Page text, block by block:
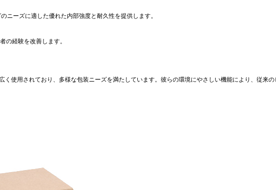
ニーズに適した優れた内部強度と耐久性を提供します。
の経験を改善します。
使用されており、多様な包装ニーズを満たしています。彼らの環境にやさしい機能により、従来の